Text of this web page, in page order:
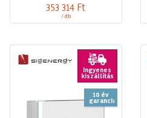
353 314 Ft
/ db
Ingyenes
kiszállítás
10 év
garancia